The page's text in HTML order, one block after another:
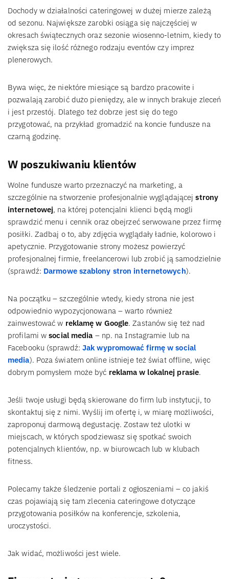
Dochody w działalności cateringowej w dużej mierze zależą
od sezonu. Największe zarobki osiąga się najczęściej w
okresach świątecznych oraz sezonie wiosenno-letnim, kiedy to
zwiększa się ilość różnego rodzaju eventów czy imprez
plenerowych.
Bywa więc, że niektóre miesiące są bardzo pracowite i
pozwalają zarobić dużo pieniędzy, ale w innych brakuje zleceń
i jest przestój. Dlatego też dobrze jest się do tego
przygotować, na przykład gromadzić na koncie fundusze na
czarną godzinę.
W poszukiwaniu klientów
Wolne fundusze warto przeznaczyć na marketing, a
szczególnie na stworzenie profesjonalnie wyglądającejstrony
internetowej, na której potencjalni klienci będą mogli
sprawdzić menu i cennik oraz obejrzeć serwowane przez firmę
posiłki. Zadbaj o to, aby zdjęcia wyglądały ładnie, kolorowo i
apetycznie. Przygotowanie strony możesz powierzyć
profesjonalnej firmie, freelancerowi lub zrobić ją samodzielnie
(sprawdź: Darmowe szablony stron internetowych).
Na początku – szczególnie wtedy, kiedy strona nie jest
odpowiednio wypozycjonowana – warto również
zainwestować w reklamę w Google. Zastanów się też nad
profilami wsocial media – np. na Instagramie lub na
Facebooku (sprawdź: Jak wypromować firmę w social
media). Poza światem online istnieje też świat offline, więc
dobrym pomysłem może być reklama w lokalnej prasie.
Jeśli twoje usługi będą skierowane do firm lub instytucji, to
skontaktuj się z nimi. Wyślij im ofertę i, w miarę możliwości,
zaproponuj darmową degustację. Zostaw też ulotki w
miejscach, w których spodziewasz się spotkać swoich
potencjalnych klientów, np. w biurowcach lub w klubach
fitness.
Polecamy także śledzenie portali z ogłoszeniami – co jakiś
czas pojawiają się tam zlecenia cateringowe dotyczące
przygotowania posiłków na konferencje, szkolenia,
uroczystości.
Jak widać, możliwości jest wiele.